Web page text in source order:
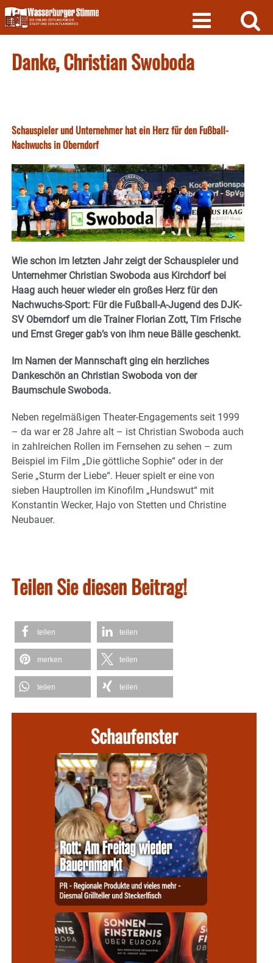
Skip
to
content
Danke, Christian Swoboda
Schauspieler und Unternehmer hat ein Herz für den Fußball-
Nachwuchs in Oberndorf
Wie schon im letzten Jahr zeigt der Schauspieler und
Unternehmer Christian Swoboda aus Kirchdorf bei
Haag auch heuer wieder ein großes Herz für den
Nachwuchs-Sport: Für die Fußball-A-Jugend des DJK-
SV Oberndorf um die Trainer Florian Zott, Tim Frische
und Ernst Greger gab’s von ihm neue Bälle geschenkt.
Im Namen der Mannschaft ging ein herzliches
Dankeschön an Christian Swoboda von der
Baumschule Swoboda.
Neben regelmäßigen Theater-Engagements seit 1999
– da war er 28 Jahre alt – ist Christian Swoboda auch
in zahlreichen Rollen im Fernsehen zu sehen – zum
Beispiel im Film „Die göttliche Sophie“ oder in der
Serie „Sturm der Liebe“. Heuer spielt er eine von
sieben Hauptrollen im Kinofilm „Hundswut“ mit
Konstantin Wecker, Hajo von Stetten und Christine
Neubauer.
Teilen Sie diesen Beitrag!
teilen teilen
merken teilen
teilen teilen
Schaufenster